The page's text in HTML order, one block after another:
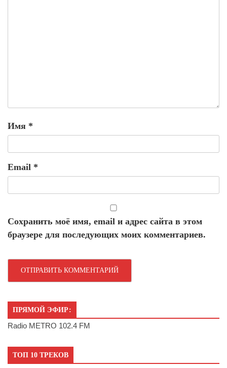
Имя *
Email *
Сохранить моё имя, email и адрес сайта в этом
браузере для последующих моих комментариев.
ПРЯМОЙ ЭФИР:
Radio METRO 102.4 FM
ТОП 10 ТРЕКОВ